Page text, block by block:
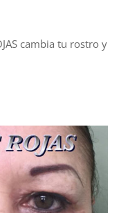
cambia tu rostro y